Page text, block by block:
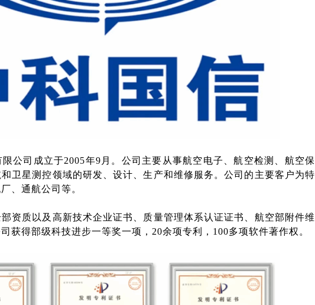
公司成立于2005年9月。公司主要从事航空电子、航空检测、航空保
卫星测控领域的研发、设计、生产和维修服务。公司的主要客户为特
、通航公司等。
资质以及高新技术企业证书、质量管理体系认证证书、航空部附件维
获得部级科技进步一等奖一项，20余项专利，100多项软件著作权。